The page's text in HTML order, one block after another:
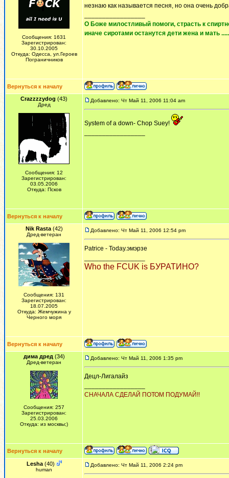
Сообщения: 1631
Зарегистрирован:
30.10.2005
Откуда: Одесса, ул.Героев
Пограничников
незнаю как называется песня, но она очень
О Боже милостливый помоги, страсть к
иначе сиротами останутся дети жена и мать
Вернуться к началу
Crazzzzydog (43)
Дред
Сообщения: 12
Зарегистрирован:
03.05.2006
Откуда: Псков
Добавлено: Чт Май 11, 2006 11:04 am
System of a down- Chop Suey!
Вернуться к началу
Nik Rasta(42)
Дред-ветеран
Сообщения: 131
Зарегистрирован:
18.07.2005
Откуда: Жемчужина у
Черного моря
Добавлено: Чт Май 11, 2006 12:54 pm
Patrice - Today.эмэрзе
Who the FCUK is БУРАТИНО?
Вернуться к началу
дима дред (34)
Дред-ветеран
Сообщения: 257
Зарегистрирован:
25.03.2006
Откуда: из москвы;)
Добавлено: Чт Май 11, 2006 1:35 pm
Децл-Лигалайз
СНАЧАЛА СДЕЛАЙ ПОТОМ ПОДУМАЙ!!
Вернуться к началу
Lesha(40)
human
Добавлено: Чт Май 11, 2006 2:24 pm